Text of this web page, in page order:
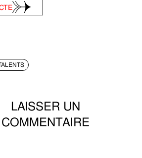
LAISSER UN
COMMENTAIRE